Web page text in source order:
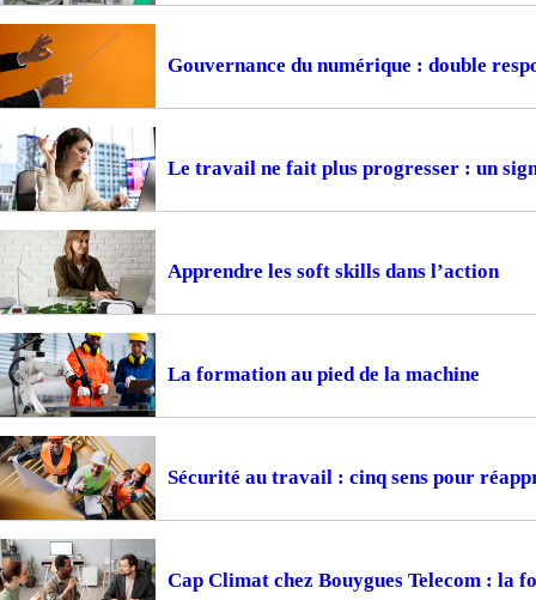
Gouvernance du numérique : double
Le travail ne fait plus progresser : un
Apprendre les soft skills dans l’action
La formation au pied de la machine
Sécurité au travail : cinq sens pour
Cap Climat chez Bouygues Telecom : la